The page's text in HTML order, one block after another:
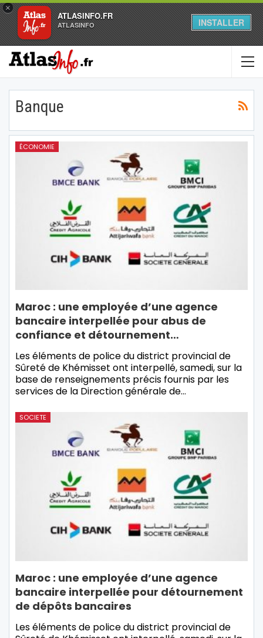
×
ATLASINFO.FR
ATLASINFO INSTALLER
Banque
ÉCONOMIE
Maroc : une employée d’une agence
bancaire interpellée pour abus de
confiance et détournement…
Les éléments de police du district provincial de
Sûreté de Khémisset ont interpellé, samedi, sur la
base de renseignements précis fournis par les
services de la Direction générale de…
SOCIETE
Maroc : une employée d’une agence
bancaire interpellée pour détournement
de dépôts bancaires
Les éléments de police du district provincial de